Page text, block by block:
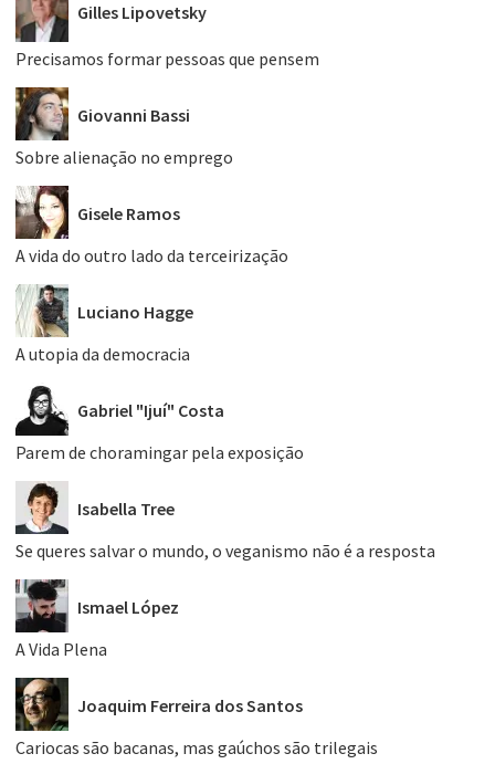
Gilles Lipovetsky
Precisamos formar pessoas que pensem
Giovanni Bassi
Sobre alienação no emprego
Gisele Ramos
A vida do outro lado da terceirização
Luciano Hagge
A utopia da democracia
Gabriel "Ijuí" Costa
Parem de choramingar pela exposição
Isabella Tree
Se queres salvar o mundo, o veganismo não é a resposta
Ismael López
A Vida Plena
Joaquim Ferreira dos Santos
Cariocas são bacanas, mas gaúchos são trilegais